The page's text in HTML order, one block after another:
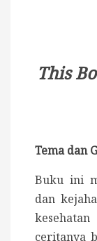
This
Tema dan
Buku ini
dan
ceritanya